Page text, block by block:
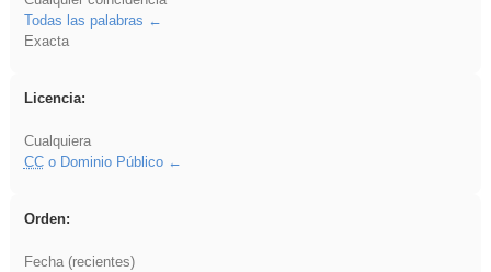
Todas las palabras
Exacta
Licencia:
Cualquiera
CCo Dominio Público
Orden:
Fecha (recientes)